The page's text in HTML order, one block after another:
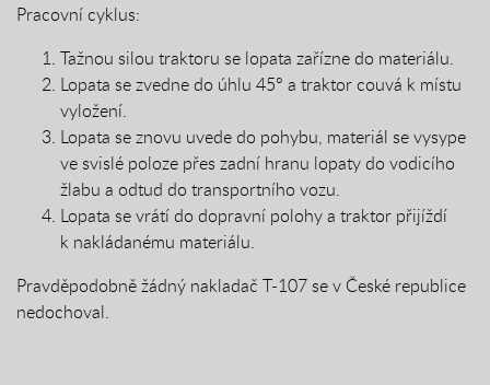
Pracovní cyklus:
Tažnou silou traktoru se lopata zařízne do materiálu.
Lopata se zvedne do úhlu 45° a traktor couvá k místu
vyložení.
Lopata se znovu uvede do pohybu, materiál se vysype
ve svislé poloze přes zadní hranu lopaty do vodicího
žlabu a odtud do transportního vozu.
Lopata se vrátí do dopravní polohy a traktor přijíždí
k nakládanému materiálu.
Pravděpodobně žádný nakladač T-107 se v České republice
nedochoval.